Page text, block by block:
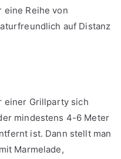
eine Reihe von
auf Distanz
einer Grillparty sich
mindestens 4-6 Meter
ist. Dann stellt man
Marmelade,